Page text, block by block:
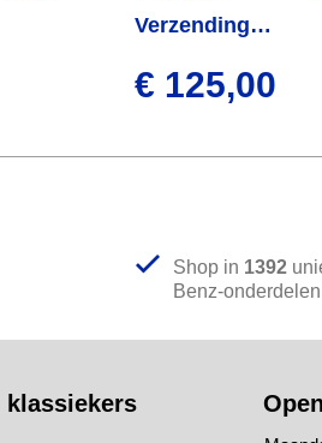
Verzending
€ 125,00
Shop in 1392
Benz-onderdelen
klassiekers